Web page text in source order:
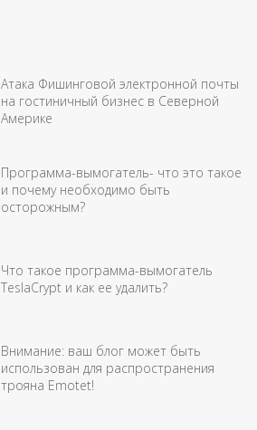
Атака Фишинговой электронной почты
на гостиничный бизнес в Северной
Америке
Программа-вымогатель- что это такое
и почему необходимо быть
осторожным?
Что такое программа-вымогатель
TeslaCrypt и как ее удалить?
Внимание: ваш блог может быть
использован для распространения
трояна Emotet!